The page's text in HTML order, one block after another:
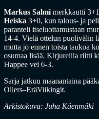
Markus Salmi merkkautti
Heiska 3+0, kun talous- ja
paranteli itseluottamustaan
14-4. Vielä ottelun puolivälin
mutta jo ennen toista taukoa
osumaa lisää. Kirjureilla riitti
Happee vei 6-3.
Sarja jatkuu maanantaina
Oilers–EräViikingit.
Arkistokuva: Juha Käenmäki